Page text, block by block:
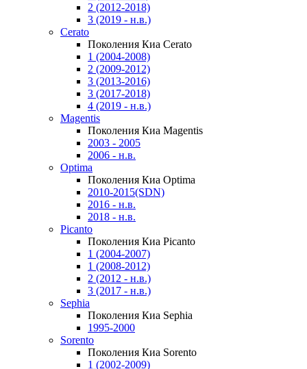
2 (2012-2018)
3 (2019 - н.в.)
Cerato
Поколения Киа Cerato
1 (2004-2008)
2 (2009-2012)
3 (2013-2016)
3 (2017-2018)
4 (2019 - н.в.)
Magentis
Поколения Киа Magentis
2003 - 2005
2006 - н.в.
Optima
Поколения Киа Optima
2010-2015(SDN)
2016 - н.в.
2018 - н.в.
Picanto
Поколения Киа Picanto
1 (2004-2007)
1 (2008-2012)
2 (2012 - н.в.)
3 (2017 - н.в.)
Sephia
Поколения Киа Sephia
1995-2000
Sorento
Поколения Киа Sorento
1 (2002-2009)